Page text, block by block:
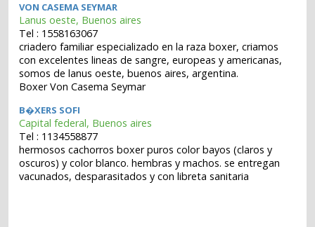
VON CASEMA SEYMAR
Lanus oeste, Buenos aires
Tel : 1558163067
criadero familiar especializado en la raza boxer, criamos
con excelentes lineas de sangre, europeas y americanas,
somos de lanus oeste, buenos aires, argentina.
Boxer Von Casema Seymar
B�XERS SOFI
Capital federal, Buenos aires
Tel : 1134558877
hermosos cachorros boxer puros color bayos (claros y
oscuros) y color blanco. hembras y machos. se entregan
vacunados, desparasitados y con libreta sanitaria